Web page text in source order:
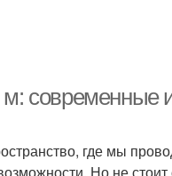
современные
где мы